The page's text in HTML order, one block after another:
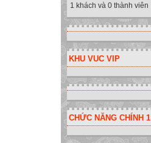
1 khách và 0 thành viên
KHU VUC VIP
CHỨC NĂNG CHÍNH 1